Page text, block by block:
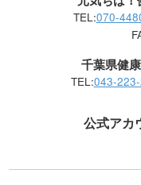
TEL:070-
千葉県健
TEL:043-
公式アカ